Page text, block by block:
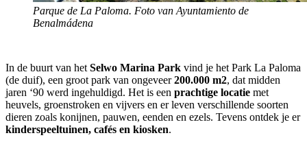
Parque de La Paloma. Foto van Ayuntamiento de
Benalmádena
In de buurt van het Selwo Marina Park vind je het Park La Paloma
(de duif), een groot park van ongeveer200.000 m2, dat midden
jaren ‘90 werd ingehuldigd. Het is een prachtige locatie met
heuvels, groenstroken en vijvers en er leven verschillende soorten
dieren zoals konijnen, pauwen, eenden en ezels. Tevens ontdek je er
kinderspeeltuinen, cafés en kiosken.